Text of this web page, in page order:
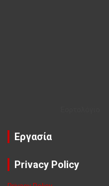
Εργασία
Privacy Policy